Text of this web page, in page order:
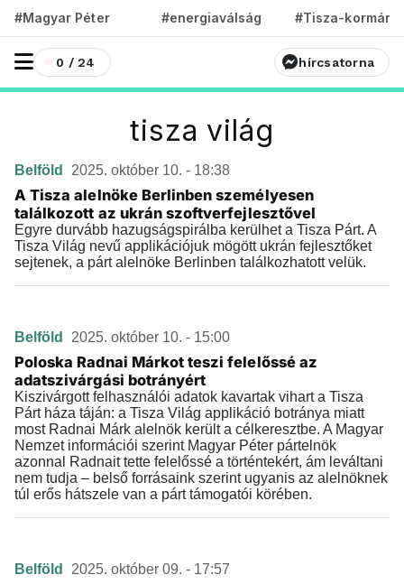
#Magyar Péter #energiaválság #Tisza-kormány
0 / 24 hírcsatorna
tisza világ
Belföld 2025. október 10. - 18:38
A Tisza alelnöke Berlinben személyesen
találkozott az ukrán szoftverfejlesztővel
Egyre durvább hazugságspirálba kerülhet a Tisza Párt. A
Tisza Világ nevű applikációjuk mögött ukrán fejlesztőket
sejtenek, a párt alelnöke Berlinben találkozhatott velük.
Belföld 2025. október 10. - 15:00
Poloska Radnai Márkot teszi felelőssé az
adatszivárgási botrányért
Kiszivárgott felhasználói adatok kavartak vihart a Tisza
Párt háza táján: a Tisza Világ applikáció botránya miatt
most Radnai Márk alelnök került a célkeresztbe. A Magyar
Nemzet információi szerint Magyar Péter pártelnök
azonnal Radnait tette felelőssé a történtekért, ám leváltani
nem tudja – belső forrásaink szerint ugyanis az alelnöknek
túl erős hátszele van a párt támogatói körében.
Belföld 2025. október 09. - 17:57